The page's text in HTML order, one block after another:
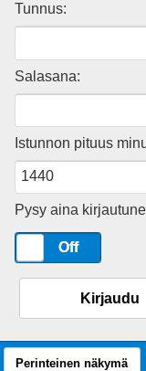
Tunnus:
Salasana:
Istunnon pituus
Pysy aina
Off
Kirjaudu
Perinteinen näkymä